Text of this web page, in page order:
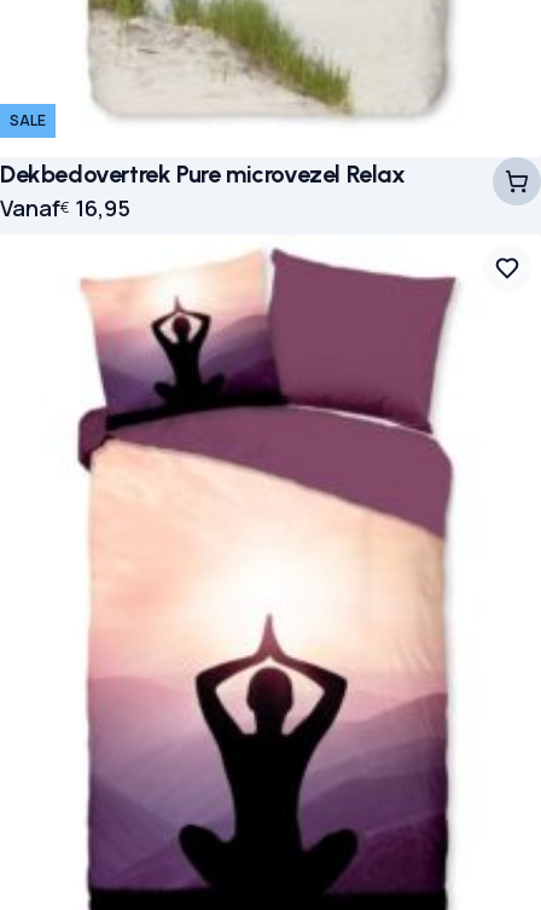
SALE
Dekbedovertrek Pure microvezel Relax
Vanaf€ 16,95